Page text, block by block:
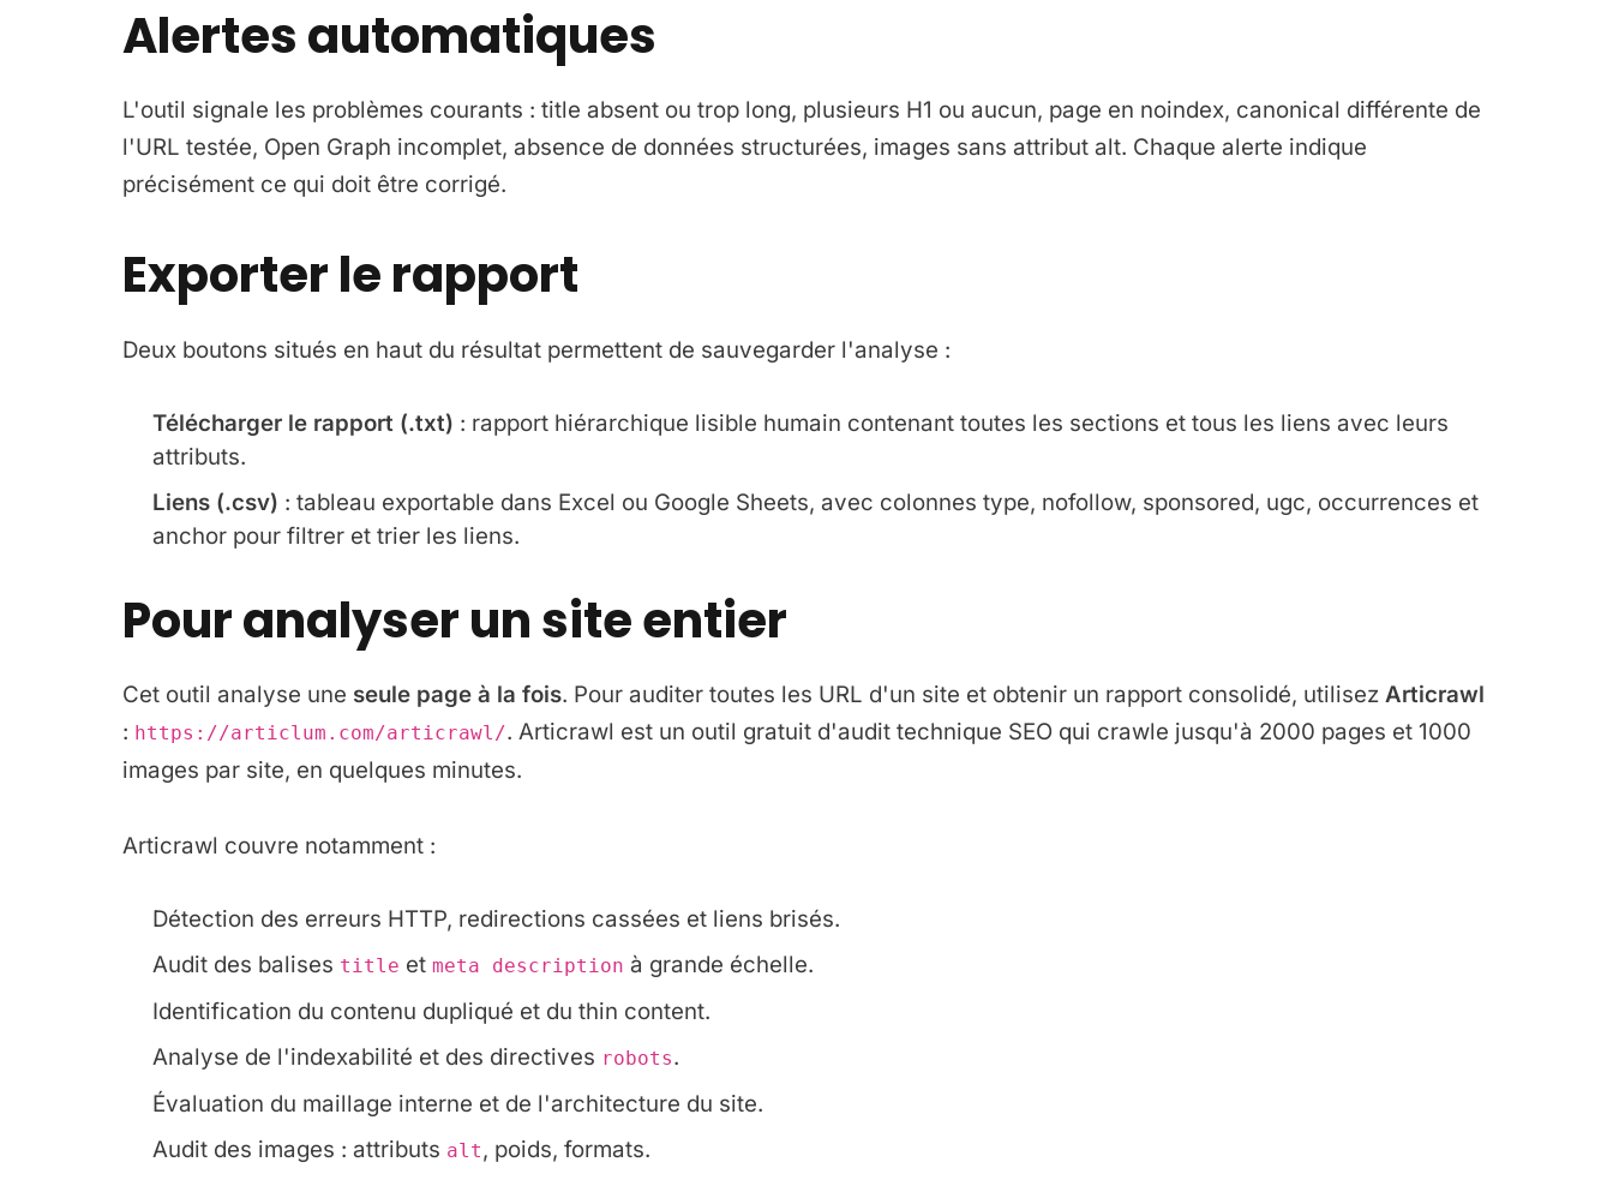
Alertes automatiques
L'outil signale les problèmes courants : title absent ou trop long, plusieurs H1 ou aucun, page en noindex, canonical différente de
l'URL testée, Open Graph incomplet, absence de données structurées, images sans attribut alt. Chaque alerte indique
précisément ce qui doit être corrigé.
Exporter le rapport
Deux boutons situés en haut du résultat permettent de sauvegarder l'analyse :
Télécharger le rapport (.txt) : rapport hiérarchique lisible humain contenant toutes les sections et tous les liens avec leurs
attributs.
Liens (.csv) : tableau exportable dans Excel ou Google Sheets, avec colonnes type, nofollow, sponsored, ugc, occurrences et
anchor pour filtrer et trier les liens.
Pour analyser un site entier
Cet outil analyse une seule page à la fois. Pour auditer toutes les URL d'un site et obtenir un rapport consolidé, utilisez Articrawl
: https://articlum.com/articrawl/. Articrawl est un outil gratuit d'audit technique SEO qui crawle jusqu'à 2000 pages et 1000
images par site, en quelques minutes.
Articrawl couvre notamment :
Détection des erreurs HTTP, redirections cassées et liens brisés.
Audit des balises title et meta description à grande échelle.
Identification du contenu dupliqué et du thin content.
Analyse de l'indexabilité et des directives robots.
Évaluation du maillage interne et de l'architecture du site.
Audit des images : attributs alt, poids, formats.